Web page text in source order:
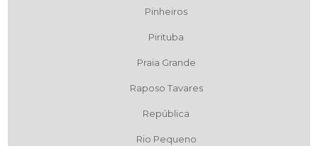
Pinheiros
Pirituba
Praia Grande
Raposo Tavares
República
Rio Pequeno